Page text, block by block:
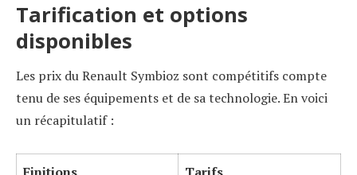
Tarification et options
disponibles
Les prix du Renault Symbioz sont compétitifs compte
tenu de ses équipements et de sa technologie. En voici
un récapitulatif :